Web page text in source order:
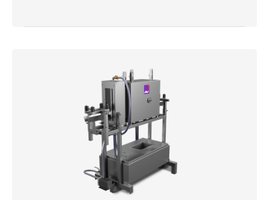
Bretterwaschmaschine